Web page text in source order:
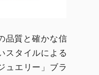
品質と確かな信
スタイルによる
ュエリー」ブラ